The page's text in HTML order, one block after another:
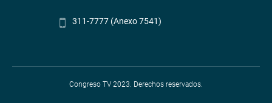
311-7777 (Anexo 7541)
Congreso TV 2023. Derechos reservados.